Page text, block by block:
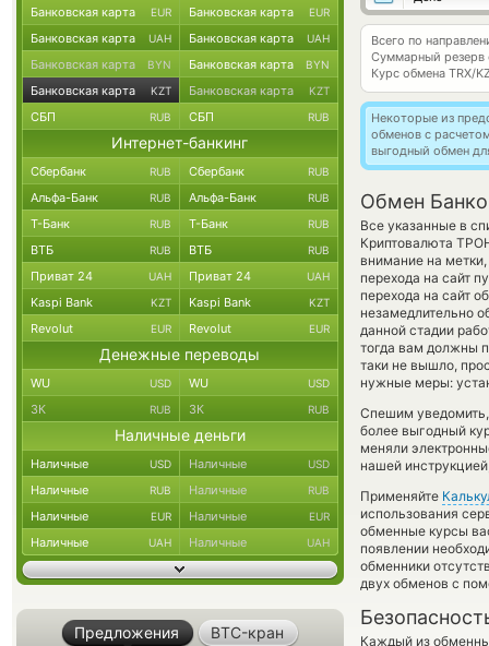
Всего по
Суммарный резерв
Курс обмена TRX/
Некоторые из
обменов с
выгодный обмен
Обмен
Все указанные в
Криптовалюта
внимание на
перехода на сайт
перехода на сайт
незамедлительно
данной стадии
тогда вам должны
таки не вышло,
нужные меры:
Спешим
более выгодный
меняли
нашей
Применяйте
использования
обменные курсы
появлении
обменники
двух обменов с
Каждый из
Банковская карта EUR Банковская карта EUR
Банковская карта UAH Банковская карта UAH
Банковская карта BYN Банковская карта BYN
Банковская карта KZT Банковская карта KZT
СБП RUB СБП RUB
Интернет-банкинг
Сбербанк RUB Сбербанк RUB
Альфа-Банк RUB Альфа-Банк RUB
Т-Банк RUB Т-Банк RUB
ВТБ RUB ВТБ RUB
Приват 24 UAH Приват 24 UAH
Kaspi Bank KZT Kaspi Bank KZT
Revolut EUR Revolut EUR
Денежные переводы
WU USD WU USD
ЗК RUB ЗК RUB
Наличные деньги
Наличные USD Наличные USD
Наличные RUB Наличные RUB
Наличные EUR Наличные EUR
Наличные UAH Наличные UAH
Предложения BTC-кран